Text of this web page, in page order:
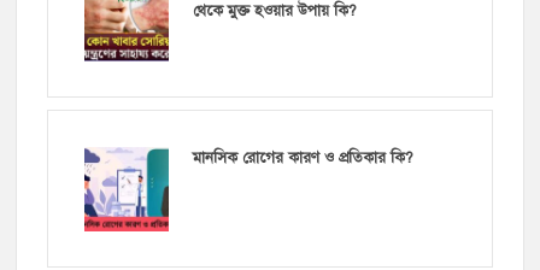
থেকে মুক্ত হওয়ার উপায় কি?
মানসিক রোগের কারণ ও প্রতিকার কি?